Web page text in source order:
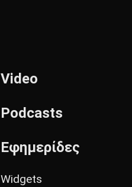
Video
Podcasts
Εφημερίδες
Widgets